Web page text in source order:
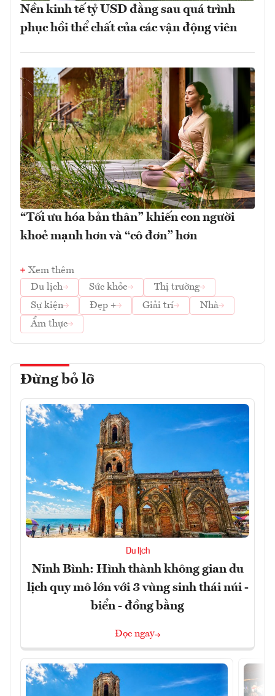
Nền kinh tế tỷ USD đằng sau quá trình
phục hồi thể chất của các vận động viên
“Tối ưu hóa bản thân” khiến con người
khoẻ mạnh hơn và “cô đơn” hơn
Xem thêm
Du lịch
Sức khỏe
Thị trường
Sự kiện
Đẹp + Giải trí
Nhà
Ẩm thực
Đừng bỏ lỡ
Du lịch
Ninh Bình: Hình thành không gian du
lịch quy mô lớn với 3 vùng sinh thái núi -
biển - đồng bằng
Đọc ngay